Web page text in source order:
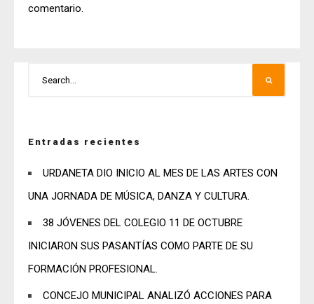
comentario.
Entradas recientes
URDANETA DIO INICIO AL MES DE LAS ARTES CON
UNA JORNADA DE MÚSICA, DANZA Y CULTURA.
38 JÓVENES DEL COLEGIO 11 DE OCTUBRE
INICIARON SUS PASANTÍAS COMO PARTE DE SU
FORMACIÓN PROFESIONAL.
CONCEJO MUNICIPAL ANALIZÓ ACCIONES PARA